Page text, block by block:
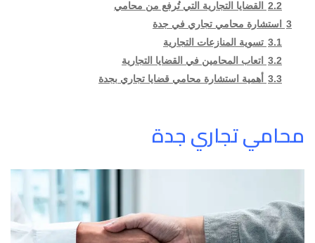
2.2
القضايا التجارية التي تُرفع من محامي
3
استشارة محامي تجاري في جدة
3.1 تسوية المنازعات التجارية
3.2
اتعاب المحامين في القضايا التجارية
3.3
أهمية استشارة محامي قضايا تجاري بجدة
محامي تجاري جدة